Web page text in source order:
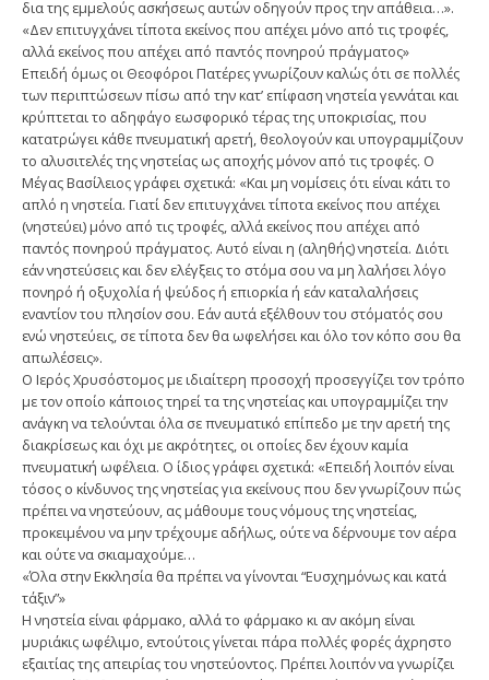
δια της εμμελούς ασκήσεως αυτών οδηγούν προς την απάθεια…».
«Δεν επιτυγχάνει τίποτα εκείνος που απέχει μόνο από τις τροφές,
αλλά εκείνος που απέχει από παντός πονηρού πράγματος»
Επειδή όμως οι Θεοφόροι Πατέρες γνωρίζουν καλώς ότι σε πολλές
των περιπτώσεων πίσω από την κατ’ επίφαση νηστεία γεννάται και
κρύπτεται το αδηφάγο εωσφορικό τέρας της υποκρισίας, που
κατατρώγει κάθε πνευματική αρετή, θεολογούν και υπογραμμίζουν
το αλυσιτελές της νηστείας ως αποχής μόνον από τις τροφές. Ο
Μέγας Βασίλειος γράφει σχετικά: «Και μη νομίσεις ότι είναι κάτι το
απλό η νηστεία. Γιατί δεν επιτυγχάνει τίποτα εκείνος που απέχει
(νηστεύει) μόνο από τις τροφές, αλλά εκείνος που απέχει από
παντός πονηρού πράγματος. Αυτό είναι η (αληθής) νηστεία. Διότι
εάν νηστεύσεις και δεν ελέγξεις το στόμα σου να μη λαλήσει λόγο
πονηρό ή οξυχολία ή ψεύδος ή επιορκία ή εάν καταλαλήσεις
εναντίον του πλησίον σου. Εάν αυτά εξέλθουν του στόματός σου
ενώ νηστεύεις, σε τίποτα δεν θα ωφελήσει και όλο τον κόπο σου θα
απωλέσεις».
Ο Ιερός Χρυσόστομος με ιδιαίτερη προσοχή προσεγγίζει τον τρόπο
με τον οποίο κάποιος τηρεί τα της νηστείας και υπογραμμίζει την
ανάγκη να τελούνται όλα σε πνευματικό επίπεδο με την αρετή της
διακρίσεως και όχι με ακρότητες, οι οποίες δεν έχουν καμία
πνευματική ωφέλεια. Ο ίδιος γράφει σχετικά: «Επειδή λοιπόν είναι
τόσος ο κίνδυνος της νηστείας για εκείνους που δεν γνωρίζουν πώς
πρέπει να νηστεύουν, ας μάθουμε τους νόμους της νηστείας,
προκειμένου να μην τρέχουμε αδήλως, ούτε να δέρνουμε τον αέρα
και ούτε να σκιαμαχούμε…
«Όλα στην Εκκλησία θα πρέπει να γίνονται “Ευσχημόνως και κατά
τάξιν”»
Η νηστεία είναι φάρμακο, αλλά το φάρμακο κι αν ακόμη είναι
μυριάκις ωφέλιμο, εντούτοις γίνεται πάρα πολλές φορές άχρηστο
εξαιτίας της απειρίας του νηστεύοντος. Πρέπει λοιπόν να γνωρίζει